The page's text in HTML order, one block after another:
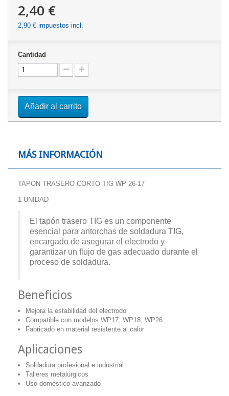
2,40 €
2,90 € impuestos incl.
Cantidad
Añadir al carrito
MÁS INFORMACIÓN
TAPON TRASERO CORTO TIG WP 26-17
1 UNIDAD
El tapón trasero TIG es un componente
esencial para antorchas de soldadura TIG,
encargado de asegurar el electrodo y
garantizar un flujo de gas adecuado durante el
proceso de soldadura.
Beneficios
Mejora la estabilidad del electrodo
Compatible con modelos WP17, WP18, WP26
Fabricado en material resistente al calor
Aplicaciones
Soldadura profesional e industrial
Talleres metalúrgicos
Uso doméstico avanzado